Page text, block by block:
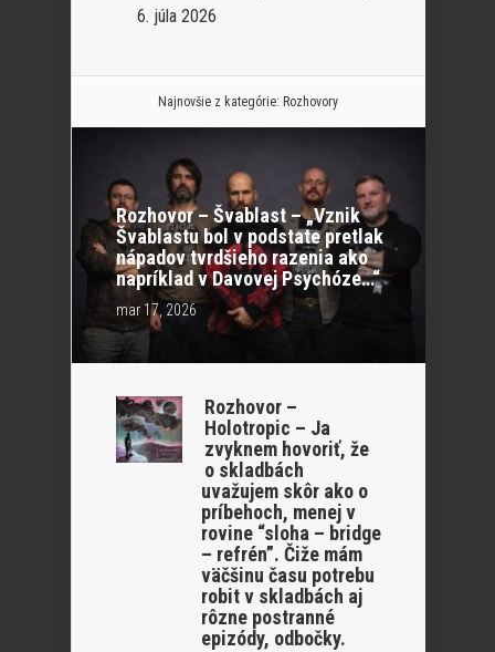
6. júla 2026
Najnovšie z kategórie: Rozhovory
Rozhovor – Švablast – „Vznik
Švablastu bol v podstate pretlak
nápadov tvrdšieho razenia ako
napríklad v Davovej Psychóze…“
mar 17, 2026
Rozhovor –
Holotropic – Ja
zvyknem hovoriť, že
o skladbách
uvažujem skôr ako o
príbehoch, menej v
rovine “sloha – bridge
– refrén”. Čiže mám
väčšinu času potrebu
robit v skladbách aj
rôzne postranné
epizódy, odbočky.